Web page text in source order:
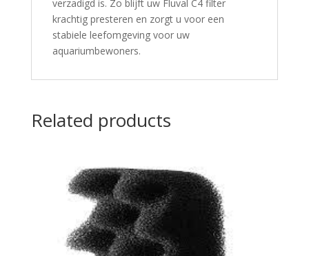
verzadigd is. Zo blijft uw Fluval C4 filter
krachtig presteren en zorgt u voor een
stabiele leefomgeving voor uw
aquariumbewoners.
Related products